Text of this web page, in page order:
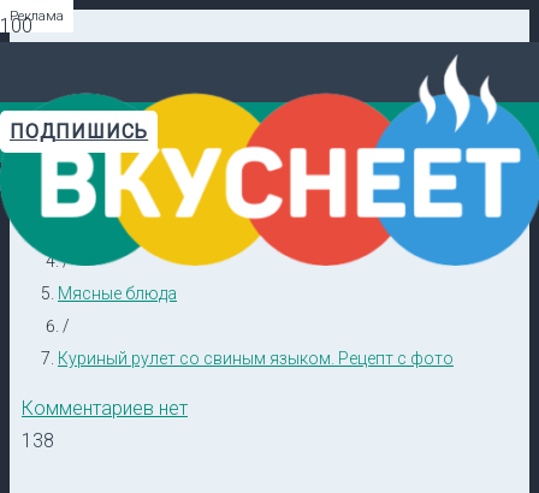
ПОДПИШИСЬ
Видеорецепты в ТГ →
Главная
/
На второе
/
Мясные блюда
/
Куриный рулет со свиным языком. Рецепт с фото
Комментариев нет
138
Реклама
Реклама
Реклама
Реклама
Реклама
Реклама